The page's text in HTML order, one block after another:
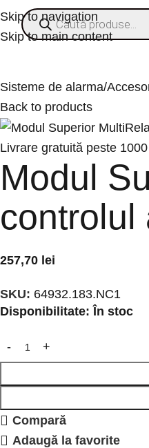
Skip to navigation
Skip to main content
Sisteme de alarma
Back to products
Livrare gratuită peste
Modul
controlul
257,70 lei
SKU: 64932.183.NC1
Disponibilitate: În stoc
Compară
Adaugă la favorite